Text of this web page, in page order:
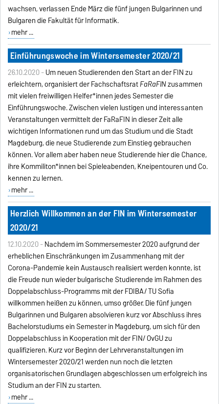
wachsen, verlassen Ende März die fünf jungen Bulgarinnen und
Bulgaren die Fakultät für Informatik.
mehr ...
Einführungswoche im Wintersemester 2020/21
26.10.2020 -Um neuen Studierenden den Start an der FIN zu
erleichtern, organisiert der FachschaftsratFaRaFINzusammen
mit vielen freiwilligen Helfer*innen jedes Semester die
Einführungswoche. Zwischen vielen lustigen und interessanten
Veranstaltungen vermittelt der FaRaFIN in dieser Zeit alle
wichtigen Informationen rund um das Studium und die Stadt
Magdeburg, die neue Studierende zum Einstieg gebrauchen
können. Vor allem aber haben neue Studierende hier die Chance,
ihre Kommiliton*innen bei Spieleabenden, Kneipentouren und Co.
kennen zu lernen.
mehr ...
Herzlich Willkommen an der FIN im Wintersemester
2020/21
12.10.2020 -Nachdem im Sommersemester 2020 aufgrund der
erheblichen Einschränkungen im Zusammenhang mit der
Corona-Pandemie kein Austausch realisiert werden konnte, ist
die Freude nun wieder bulgarische Studierende im Rahmen des
Doppelabschluss-Programms mit der FDIBA/ TU Sofia
willkommen heißen zu können, umso größer. Die fünf jungen
Bulgarinnen und Bulgaren absolvieren kurz vor Abschluss ihres
Bachelorstudiums ein Semester in Magdeburg, um sich für den
Doppelabschluss in Kooperation mit der FIN/ OvGU zu
qualifizieren. Kurz vor Beginn der Lehrveranstaltungen im
Wintersemester 2020/21 werden nun noch die letzten
organisatorischen Grundlagen abgeschlossen um erfolgreich ins
Studium an der FIN zu starten.
mehr ...